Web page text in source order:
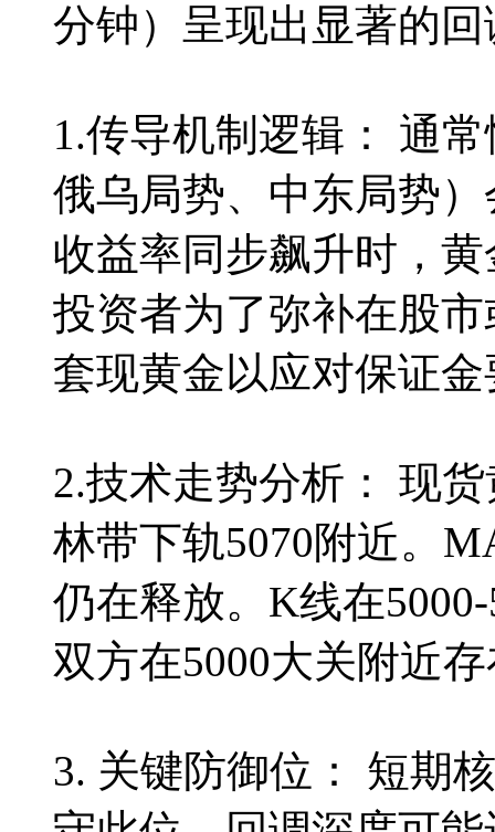
分钟）呈现出显著的
1.传导机制逻辑： 通
俄乌局势、中东局势
收益率同步飙升时，
投资者为了弥补在股
套现黄金以应对保证
2.技术走势分析： 现
林带下轨5070附近。
仍在释放。K线在
双方在5000大关附近
3. 关键防御位： 短期